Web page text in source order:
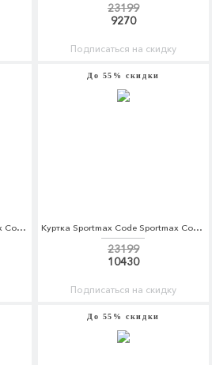
23199
9270
Подписаться на скидку
Платье Sportmax Code Sportmax Code SP027EWADRU5
До 55% скидки
Куртка Sportmax Code Sportmax Code SP027EWADRZ1
23199
10430
Подписаться на скидку
До 55% скидки